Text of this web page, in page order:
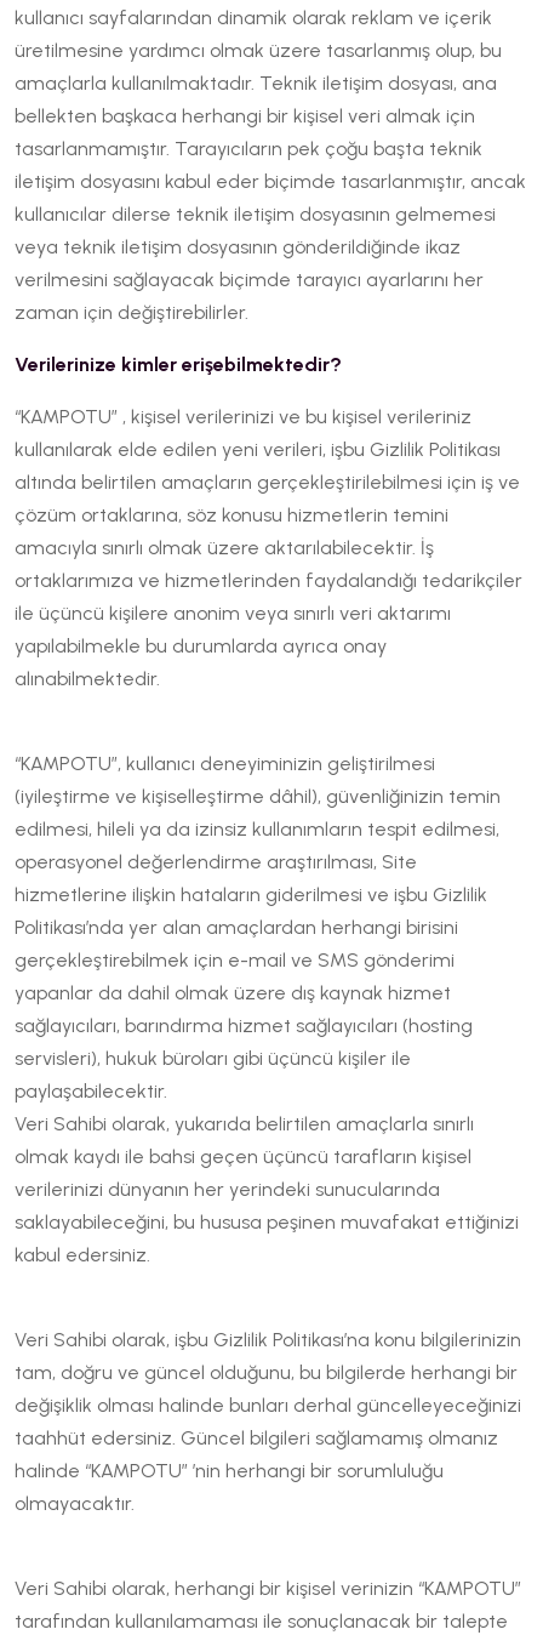
kullanıcı sayfalarından dinamik olarak reklam ve içerik
üretilmesine yardımcı olmak üzere tasarlanmış olup, bu
amaçlarla kullanılmaktadır. Teknik iletişim dosyası, ana
bellekten başkaca herhangi bir kişisel veri almak için
tasarlanmamıştır. Tarayıcıların pek çoğu başta teknik
iletişim dosyasını kabul eder biçimde tasarlanmıştır, ancak
kullanıcılar dilerse teknik iletişim dosyasının gelmemesi
veya teknik iletişim dosyasının gönderildiğinde ikaz
verilmesini sağlayacak biçimde tarayıcı ayarlarını her
zaman için değiştirebilirler.
Verilerinize kimler erişebilmektedir?
“KAMPOTU” , kişisel verilerinizi ve bu kişisel verileriniz
kullanılarak elde edilen yeni verileri, işbu Gizlilik Politikası
altında belirtilen amaçların gerçekleştirilebilmesi için iş ve
çözüm ortaklarına, söz konusu hizmetlerin temini
amacıyla sınırlı olmak üzere aktarılabilecektir. İş
ortaklarımıza ve hizmetlerinden faydalandığı tedarikçiler
ile üçüncü kişilere anonim veya sınırlı veri aktarımı
yapılabilmekle bu durumlarda ayrıca onay
alınabilmektedir.
“KAMPOTU”, kullanıcı deneyiminizin geliştirilmesi
(iyileştirme ve kişiselleştirme dâhil), güvenliğinizin temin
edilmesi, hileli ya da izinsiz kullanımların tespit edilmesi,
operasyonel değerlendirme araştırılması, Site
hizmetlerine ilişkin hataların giderilmesi ve işbu Gizlilik
Politikası’nda yer alan amaçlardan herhangi birisini
gerçekleştirebilmek için e-mail ve SMS gönderimi
yapanlar da dahil olmak üzere dış kaynak hizmet
sağlayıcıları, barındırma hizmet sağlayıcıları (hosting
servisleri), hukuk büroları gibi üçüncü kişiler ile
paylaşabilecektir.
Veri Sahibi olarak, yukarıda belirtilen amaçlarla sınırlı
olmak kaydı ile bahsi geçen üçüncü tarafların kişisel
verilerinizi dünyanın her yerindeki sunucularında
saklayabileceğini, bu hususa peşinen muvafakat ettiğinizi
kabul edersiniz.
Veri Sahibi olarak, işbu Gizlilik Politikası’na konu bilgilerinizin
tam, doğru ve güncel olduğunu, bu bilgilerde herhangi bir
değişiklik olması halinde bunları derhal güncelleyeceğinizi
taahhüt edersiniz. Güncel bilgileri sağlamamış olmanız
halinde “KAMPOTU” ’nin herhangi bir sorumluluğu
olmayacaktır.
Veri Sahibi olarak, herhangi bir kişisel verinizin “KAMPOTU”
tarafından kullanılamaması ile sonuçlanacak bir talepte